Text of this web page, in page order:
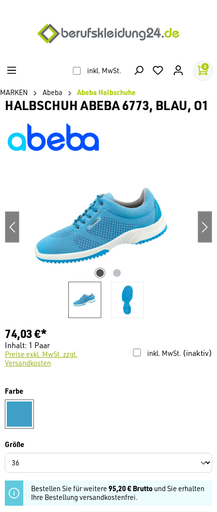
inkl. MwSt. 0
MARKEN Abeba Abeba Halbschuhe
HALBSCHUH ABEBA 6773, BLAU, O1
74,03 €*
Inhalt: 1 Paar
inkl. MwSt. (inaktiv)
Preise exkl. MwSt. zzgl.
Versandkosten
Farbeauswählen
Größeauswählen
Bestellen Sie für weitere 95,20 € Brutto und Sie erhalten
Ihre Bestellung versandkostenfrei.